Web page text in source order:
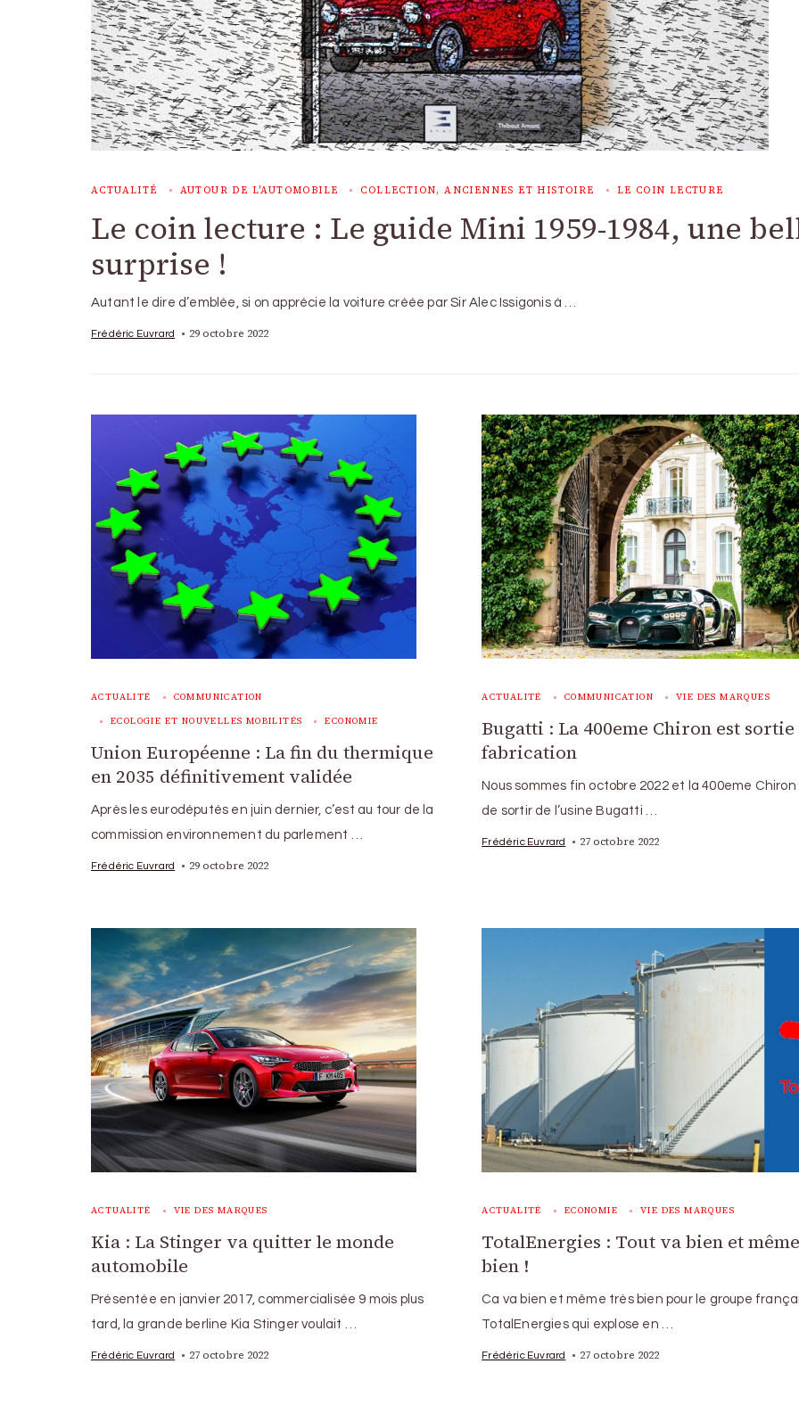
ACTUALITÉ AUTOUR DE L'AUTOMOBILE COLLECTION, ANCIENNES ET HISTOIRE LE COIN LECTURE
Le coin lecture : Le guide Mini 1959-1984, une
surprise !
Autant le dire d’emblée, si on apprécie la voiture créée par Sir Alec Issigonis à …
Frédéric Euvrard 29 octobre 2022
ACTUALITÉ COMMUNICATION
ECOLOGIE ET NOUVELLES MOBILITÉS ECONOMIE
Union Européenne : La fin du thermique
en 2035 définitivement validée
Après les eurodéputés en juin dernier, c’est au tour de la
commission environnement du parlement …
Frédéric Euvrard 29 octobre 2022
ACTUALITÉ COMMUNICATION VIE DES MARQUES
Bugatti : La 400eme Chiron est sortie
fabrication
Nous sommes fin octobre 2022 et la 400eme
de sortir de l’usine Bugatti …
Frédéric Euvrard 27 octobre 2022
ACTUALITÉ VIE DES MARQUES
Kia : La Stinger va quitter le monde
automobile
Présentée en janvier 2017, commercialisée 9 mois plus
tard, la grande berline Kia Stinger voulait …
Frédéric Euvrard 27 octobre 2022
ACTUALITÉ ECONOMIE VIE DES MARQUES
TotalEnergies : Tout va bien et
bien !
Ca va bien et même très bien pour le groupe
TotalEnergies qui explose en …
Frédéric Euvrard 27 octobre 2022